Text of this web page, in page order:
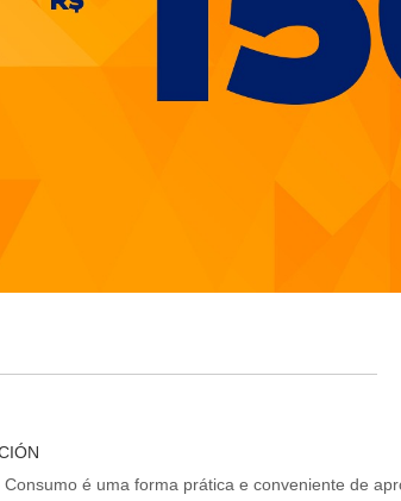
Consumo é uma forma prática e conveniente de